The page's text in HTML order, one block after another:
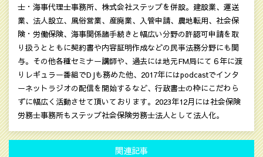
士・海事代理士事務所、株式会社ステップを併設。建設業、運送
業、法人設立、風俗営業、産廃業、入管申請、農地転用、社会保
険・労働保険、海事関係諸手続きと幅広い分野の許認可申請を取
り扱うとともに契約書や内容証明作成などの民亊法務分野にも関
与。その他各種セミナー講師や、過去には地元FM局にて６年に渡
りレギュラー番組でDJも務めた他、2017年にはpodcastでインタ
ーネットラジオの配信を開始するなど、行政書士の枠にこだわら
ずに幅広く活動させて頂いております。2023年12月には社会保険
労務士事務所もステップ社会保険労務士法人として法人化。
関連記事